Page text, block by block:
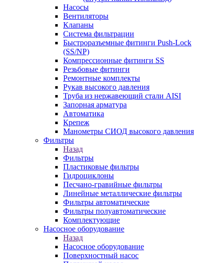
Насосы
Вентиляторы
Клапаны
Система фильтрации
Быстроразъемные фитинги Push-Lock
(SS/NP)
Компрессионные фитинги SS
Резьбовые фитинги
Ремонтные комплекты
Рукав высокого давления
Труба из нержавеющий стали AISI
Запорная арматура
Автоматика
Крепеж
Манометры СИОД высокого давления
Фильтры
Назад
Фильтры
Пластиковые фильтры
Гидроциклоны
Песчано-гравийные фильтры
Линейные металлические фильтры
Фильтры автоматические
Фильтры полуавтоматические
Комплектующие
Насосное оборудование
Назад
Насосное оборудование
Поверхностный насос